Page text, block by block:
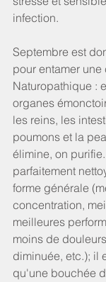
infection.
Septembre est
pour entamer
Naturopathique :
organes
les reins, les
poumons et la
élimine, on
parfaitement
forme générale
concentration,
meilleures
moins de
diminuée, etc.); il
qu'une bouchée